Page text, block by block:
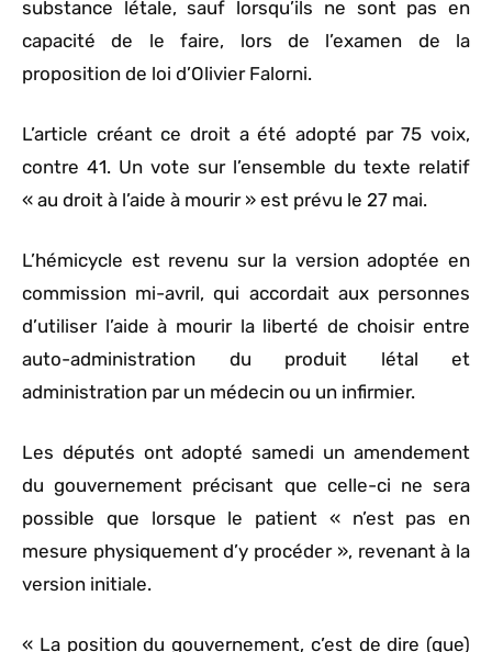
substance létale, sauf lorsqu’ils ne sont pas en
capacité de le faire, lors de l’examen de la
proposition de loi d’Olivier Falorni.
L’article créant ce droit a été adopté par 75 voix,
contre 41. Un vote sur l’ensemble du texte relatif
« au droit à l’aide à mourir » est prévu le 27 mai.
L’hémicycle est revenu sur la version adoptée en
commission mi-avril, qui accordait aux personnes
d’utiliser l’aide à mourir la liberté de choisir entre
auto-administration du produit létal et
administration par un médecin ou un infirmier.
Les députés ont adopté samedi un amendement
du gouvernement précisant que celle-ci ne sera
possible que lorsque le patient « n’est pas en
mesure physiquement d’y procéder », revenant à la
version initiale.
« La position du gouvernement, c’est de dire (que)